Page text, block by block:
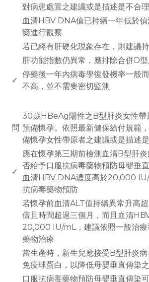
對病患處置之建議或是描述是不合
血清HBV DNA值已持續一年低於
藥進行觀察
若已經有肝硬化現象存在，則建議
肝功能指數仍異常，應排除合併D
✓
停藥後一年內病毒學復發機率一般
不高，並不需要密切監測
問
30歲HBeAg陽性之B型肝炎女性帶
預備懷孕。依照最新健保給付規範
備懷孕女性帶原者之建議或是描述
✓
應在懷孕第三期前檢測血清B型肝
否給予口服抗病毒藥物預防母嬰垂
血清HBV DNA濃度高於20,000
抗病毒藥物預防
若懷孕前血清ALT值持續異常升高
倍且時間超過三個月，而且血清
20,000 IU/mL，建議依照一般治療
藥物治療
當生產時，新生兒應接受B型肝炎
免疫球蛋白，以降低母嬰垂直傳染
口服抗病毒藥物預防母嬰垂直傳染